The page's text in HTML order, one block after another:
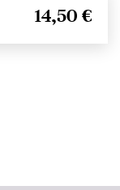
14,50 €